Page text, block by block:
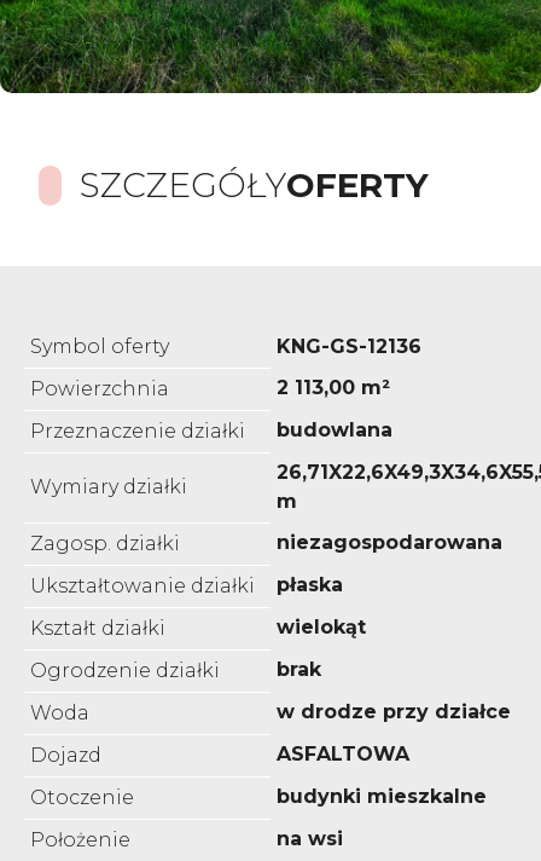
SZCZEGÓŁYOFERTY
Symbol oferty
KNG-GS-12136
Powierzchnia
2 113,00 m²
Przeznaczenie działki
budowlana
Wymiary działki
m
Zagosp. działki
niezagospodarowana
Ukształtowanie działki
płaska
Kształt działki
wielokąt
Ogrodzenie działki
brak
Woda
w drodze przy działce
Dojazd
ASFALTOWA
Otoczenie
budynki mieszkalne
Położenie
na wsi